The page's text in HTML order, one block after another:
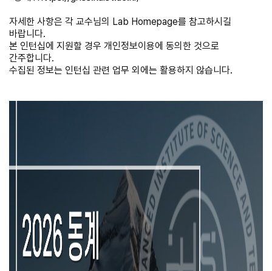
자세한 사항은 각 교수님의 Lab Homepage를 참고하시길
바랍니다.
본 인턴십에 지원할 경우 개인정보이용에 동의한 것으로
간주합니다.
수집된 정보는 인턴십 관련 업무 외에는 활용하지 않습니다.